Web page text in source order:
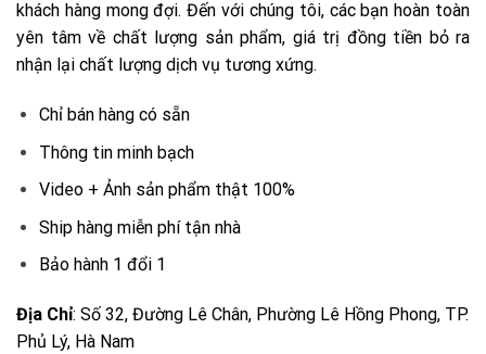
khách hàng mong đợi. Đến với chúng tôi, các bạn hoàn toàn
yên tâm về chất lượng sản phẩm, giá trị đồng tiền bỏ ra
nhận lại chất lượng dịch vụ tương xứng.
Chỉ bán hàng có sẵn
Thông tin minh bạch
Video + Ảnh sản phẩm thật 100%
Ship hàng miễn phí tận nhà
Bảo hành 1 đổi 1
Địa Chỉ: Số 32, Đường Lê Chân, Phường Lê Hồng Phong, TP.
Phủ Lý, Hà Nam